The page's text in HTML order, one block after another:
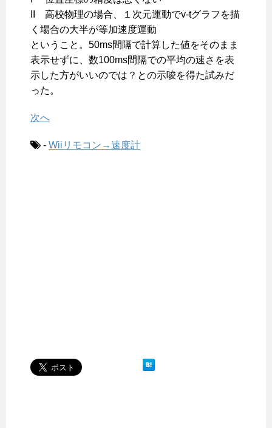
II 高校物理の場合、１次元運動でv-tグラフを描
く場合の大半が等加速度運動
ということ。50ms間隔で計算した値をそのまま
表示せずに、数100ms間隔での平均の速さを表
示した方がいいのでは？との示唆を得た試みだ
った。
次へ
- Wiiリモコン→速度計